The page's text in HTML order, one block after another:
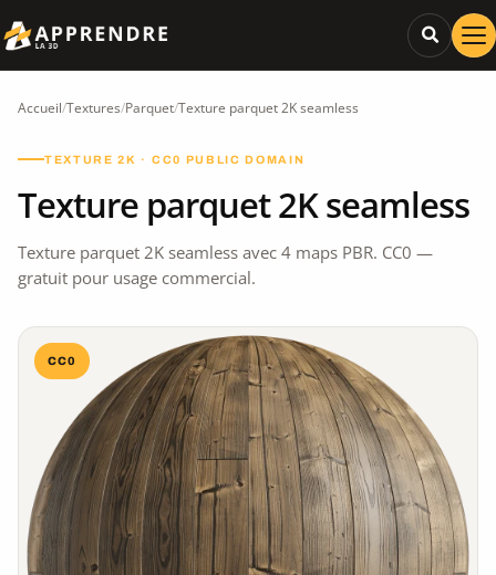
Accueil/Textures/Parquet/Texture parquet 2K seamless
TEXTURE 2K · CC0 PUBLIC DOMAIN
Texture parquet 2K seamless
Texture parquet 2K seamless avec 4 maps PBR. CC0 —
gratuit pour usage commercial.
CC0